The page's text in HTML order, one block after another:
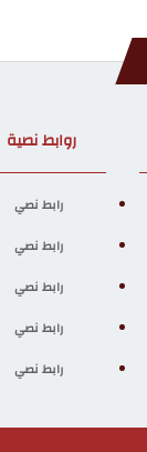
روابط نصية
رابط نصي
رابط نصي
رابط نصي
رابط نصي
رابط نصي